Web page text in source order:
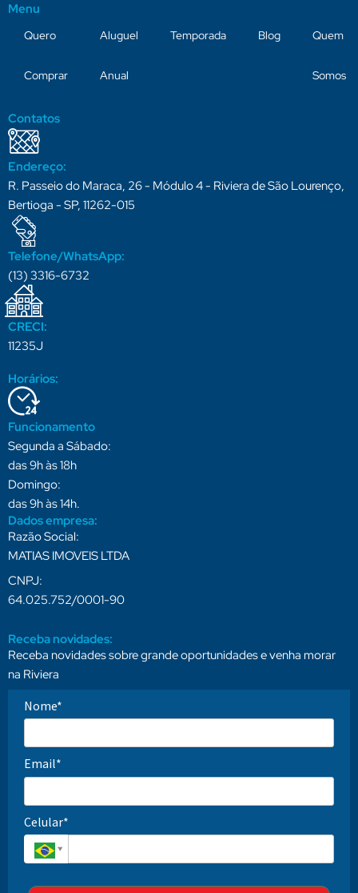
Menu
Quero
Comprar
Aluguel
Anual
Temporada Blog Quem
Somos
Contatos
Endereço:
R. Passeio do Maraca, 26 - Módulo 4 - Riviera de São Lourenço,
Bertioga - SP, 11262-015
Telefone/WhatsApp:
(13) 3316-6732
CRECI:
11235J
Horários:
Funcionamento
Segunda a Sábado:
das 9h às 18h
Domingo:
das 9h às 14h.
Dados empresa:
Razão Social:
MATIAS IMOVEIS LTDA
CNPJ:
64.025.752/0001-90
Receba novidades:
Receba novidades sobre grande oportunidades e venha morar
na Riviera
Nome*
Email*
Celular*